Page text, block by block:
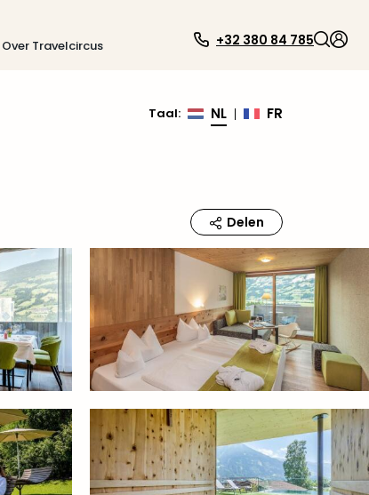
Over Travelcircus +32 380 84 785
Taal: NL FR
Delen